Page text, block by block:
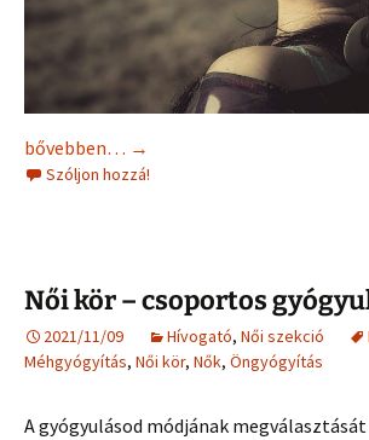
Nőiség és nőiesség – Képzelet és valóság
bővebben… →
Szóljon hozzá!
Női kör – csoportos
2021/11/09 Hívogató, Női szekció
Méhgyógyítás, Női kör, Nők, Öngyógyítás
A gyógyulásod módjának